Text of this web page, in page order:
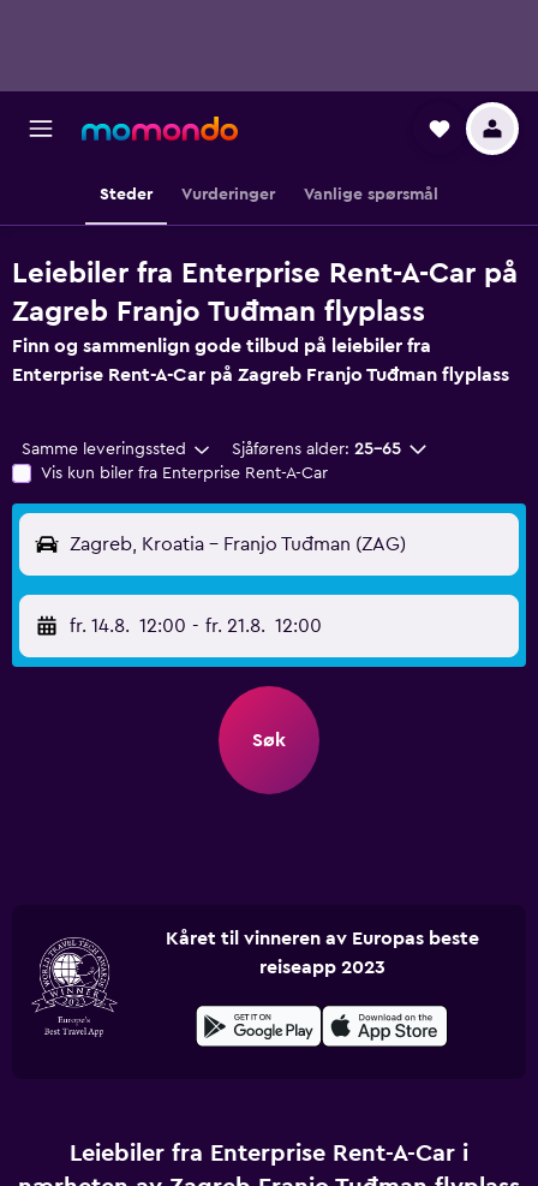
Steder Vurderinger Vanlige spørsmål
Leiebiler fra Enterprise Rent-A-Car på
Zagreb Franjo Tuđman flyplass
Finn og sammenlign gode tilbud på leiebiler fra
Enterprise Rent-A-Car på Zagreb Franjo Tuđman flyplass
Samme leveringssted Sjåførens alder: 25–65
Vis kun biler fra Enterprise Rent-A-Car
Zagreb, Kroatia - Franjo Tuđman (ZAG)
fr. 14.8. 12:00 - fr. 21.8. 12:00
Søk
Kåret til vinneren av Europas beste
reiseapp 2023
Leiebiler fra Enterprise Rent-A-Car i